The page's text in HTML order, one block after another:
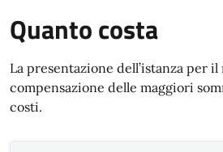
Quanto costa
La presentazione dell’istanza per
compensazione delle maggiori
costi.